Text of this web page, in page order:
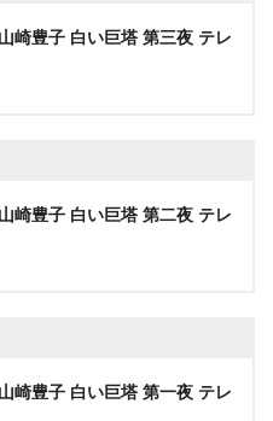
崎豊子 白い巨塔 第三夜 テレ
崎豊子 白い巨塔 第二夜 テレ
崎豊子 白い巨塔 第一夜 テレ